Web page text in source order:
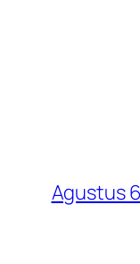
Agustus